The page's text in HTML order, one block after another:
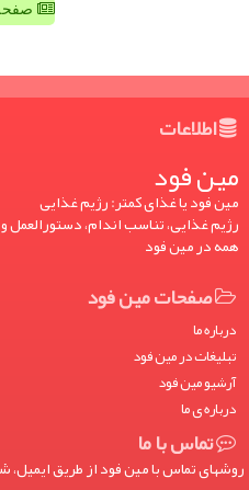
اطلاعات
مین فود
مین فود یا غذای کمتر: رژیم غذایی
رژیم غذایی، تناسب اندام،
همه در مین فود
صفحات مین فود
درباره ما
تبلیغات در مین فود
آرشیو مین فود
درباره ی ما
تماس با ما
روشهای تماس با مین فود از طریق